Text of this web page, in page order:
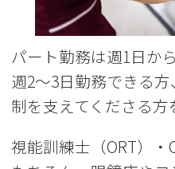
パート勤務は週1日か
週2〜3日勤務できる
制を支えてくださる方
視能訓練士（ORT）